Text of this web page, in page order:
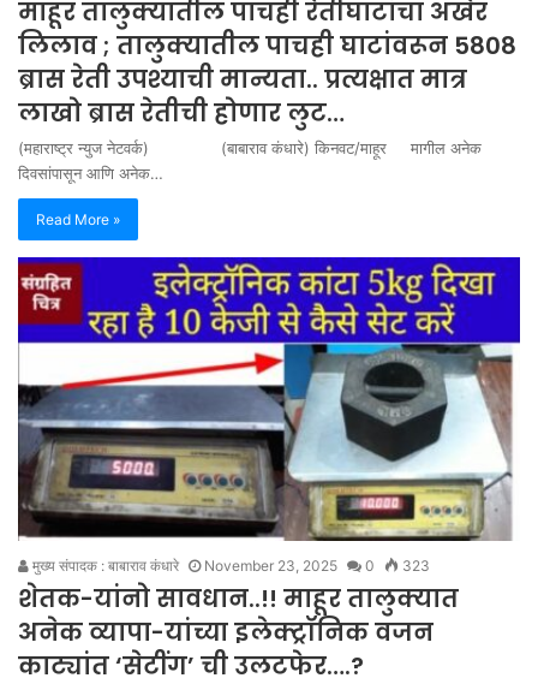
माहूर तालुक्यातील पाचही रेतीघाटांचा अखेर
लिलाव ; तालुक्यातील पाचही घाटांवरून 5808
ब्रास रेती उपश्याची मान्यता.. प्रत्यक्षात मात्र
लाखो ब्रास रेतीची होणार लुट…
(महाराष्ट्र न्युज नेटवर्क) (बाबाराव कंधारे) किनवट/माहूर मागील अनेक
दिवसांपासून आणि अनेक…
Read More »
मुख्य संपादक : बाबाराव कंधारे November 23, 2025 0 323
शेतक-यांनो सावधान..!! माहूर तालुक्यात
अनेक व्यापा-यांच्या इलेक्ट्रॉनिक वजन
काट्यांत ‘सेटींग’ ची उलटफेर….?